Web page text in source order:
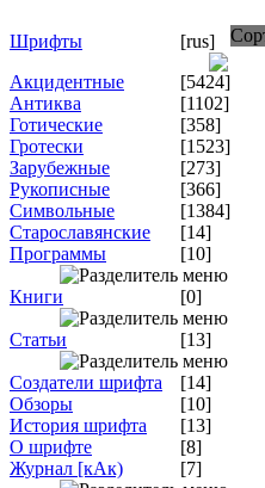
Шрифты
[rus]
Акцидентные
[5424]
Антиква
[1102]
Готические
[358]
Гротески
[1523]
Зарубежные
[273]
Рукописные
[366]
Символьные
[1384]
Старославянские
[14]
Программы
[10]
Книги [0]
Статьи [13]
Создатели шрифта
[14]
Обзоры
[10]
История шрифта
[13]
О шрифте
[8]
Журнал [кАк)
[7]